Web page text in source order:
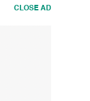
CLOSE AD